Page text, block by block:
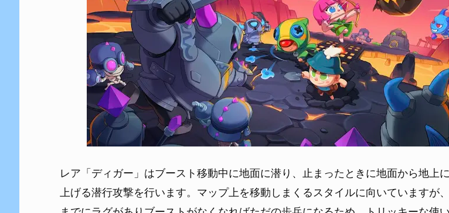
レア「ディガー」はブースト移動中に地面に潜り、止まったときに地面から地上
上げる潜行攻撃を行います。マップ上を移動しまくるスタイルに向いていますが